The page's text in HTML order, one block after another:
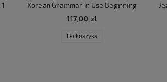
Korean Grammar in Use Beginning
117,00 zł
Do koszyka